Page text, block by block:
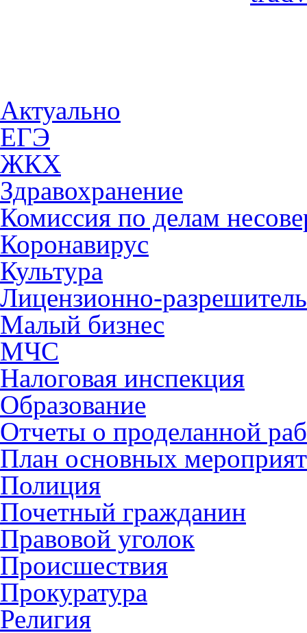
Актуально
ЕГЭ
ЖКХ
Здравохранение
Комиссия по делам
Коронавирус
Культура
Лицензионно-
Малый бизнес
МЧС
Налоговая инспекция
Образование
Отчеты о проделанной
План основных
Полиция
Почетный гражданин
Правовой уголок
Происшествия
Прокуратура
Религия